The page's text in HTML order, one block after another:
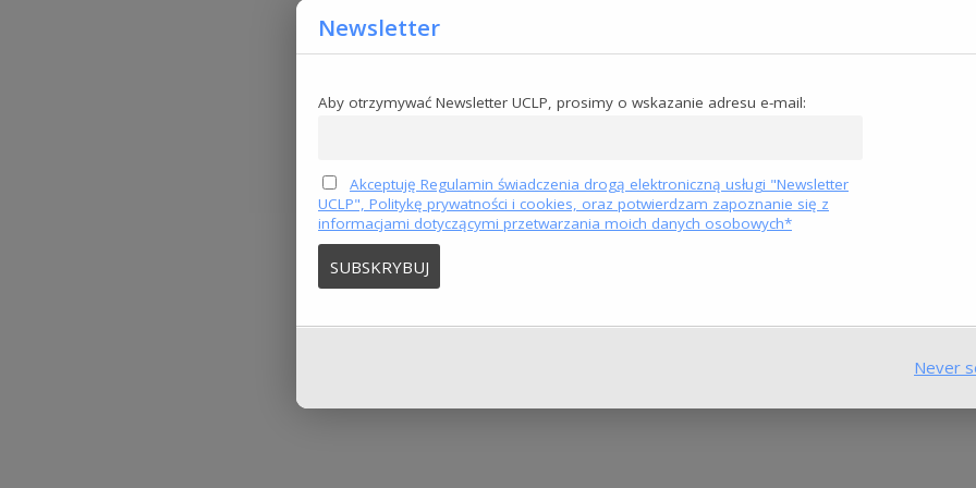
Newsletter
Aby otrzymywać Newsletter UCLP, prosimy o wskazanie adresu e-mail:
Akceptuję Regulamin świadczenia drogą elektroniczną usługi "Newsletter
UCLP", Politykę prywatności i cookies, oraz potwierdzam zapoznanie się z
informacjami dotyczącymi przetwarzania moich danych osobowych*
Never